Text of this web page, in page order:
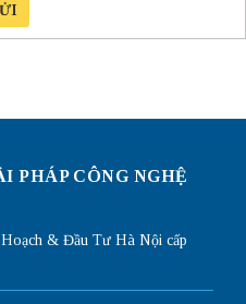
PHÁP CÔNG NGHỆ
& Đầu Tư Hà Nội cấp